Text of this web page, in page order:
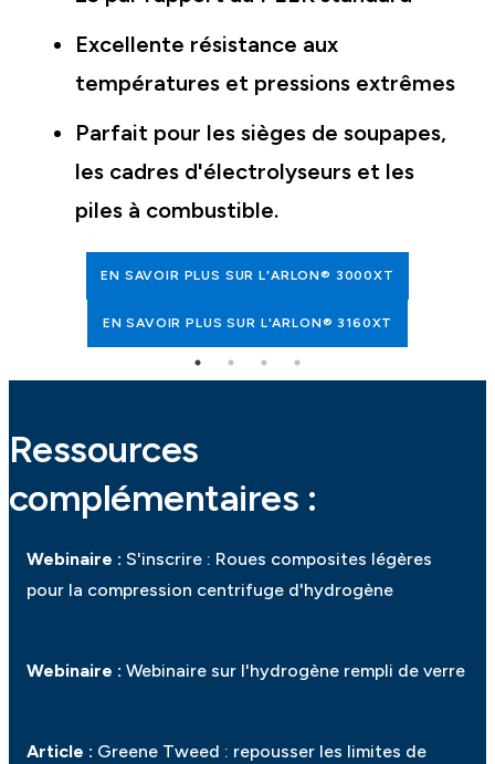
Excellente résistance aux
températures et pressions extrêmes
Parfait pour les sièges de soupapes,
les cadres d'électrolyseurs et les
piles à combustible.
EN SAVOIR PLUS SUR L'ARLON® 3000XT
EN SAVOIR PLUS SUR L'ARLON® 3160XT
Ressources
complémentaires :
Webinaire : S'inscrire : Roues composites légères
pour la compression centrifuge d'hydrogène
Webinaire : Webinaire sur l'hydrogène rempli de verre
Article : Greene Tweed : repousser les limites de